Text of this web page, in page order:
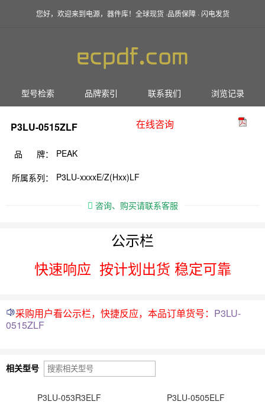
您好，欢迎来到电源，器件库！全球现货 ·品质保障 · 闪电发货
型号检索 品牌索引 联系我们 浏览记录
P3LU-0515ZLF 在线咨询
品 牌： PEAK
所属系列： P3LU-xxxxE/Z(Hxx)LF
咨询、购买请联系客服
公示栏
快速响应 按计划出货 稳定可靠
采购用户看公示栏，快捷反应，本品订单货号： P3LU-
0515ZLF
相关型号
P3LU-053R3ELF
P3LU-0505ELF